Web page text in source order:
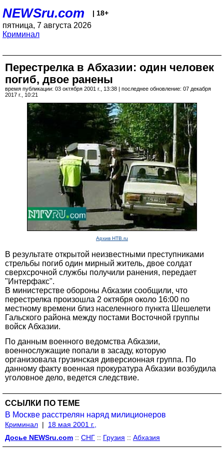
NEWSru.com | 18+
пятница, 7 августа 2026
Криминал
Перестрелка в Абхазии: один человек
погиб, двое ранены
время публикации: 03 октября 2001 г., 13:38 | последнее обновление: 07 декабря
2017 г., 10:21
Архив НТВ.ru
В результате открытой неизвестными преступниками
стрельбы погиб один мирный житель, двое солдат
сверхсрочной службы получили ранения, передает
"Интерфакс".
В министерстве обороны Абхазии сообщили, что
перестрелка произошла 2 октября около 16:00 по
местному времени близ населенного пункта Шешелети
Гальского района между постами Восточной группы
войск Абхазии.
По данным военного ведомства Абхазии,
военнослужащие попали в засаду, которую
организовала грузинская диверсионная группа. По
данному факту военная прокуратура Абхазии возбудила
уголовное дело, ведется следствие.
ССЫЛКИ ПО ТЕМЕ
В Москве расстрелян наряд милиционеров
Криминал |
18 мая 2001 г.,
Досье NEWSru.com :: СНГ :: Грузия :: Абхазия